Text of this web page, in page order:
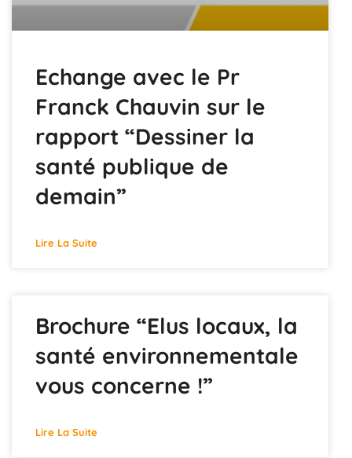
Echange avec le Pr
Franck Chauvin sur le
rapport “Dessiner la
santé publique de
demain”
Lire La Suite
Brochure “Elus locaux, la
santé environnementale
vous concerne !”
Lire La Suite